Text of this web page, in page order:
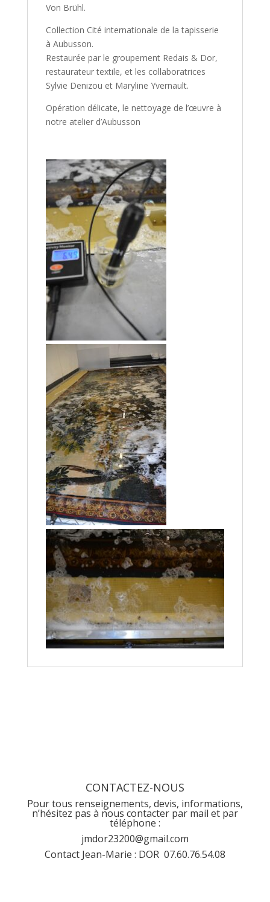
Von Brühl.
Collection Cité internationale de la tapisserie
à Aubusson.
Restaurée par le groupement Redais & Dor,
restaurateur textile, et les collaboratrices
Sylvie Denizou et Maryline Yvernault.
Opération délicate, le nettoyage de l’œuvre à
notre atelier d’Aubusson
CONTACTEZ-NOUS
Pour tous renseignements, devis, informations,
n’hésitez pas à nous contacter par mail et par
téléphone :
jmdor23200@gmail.com
Contact Jean-Marie : DOR 07.60.76.54.08